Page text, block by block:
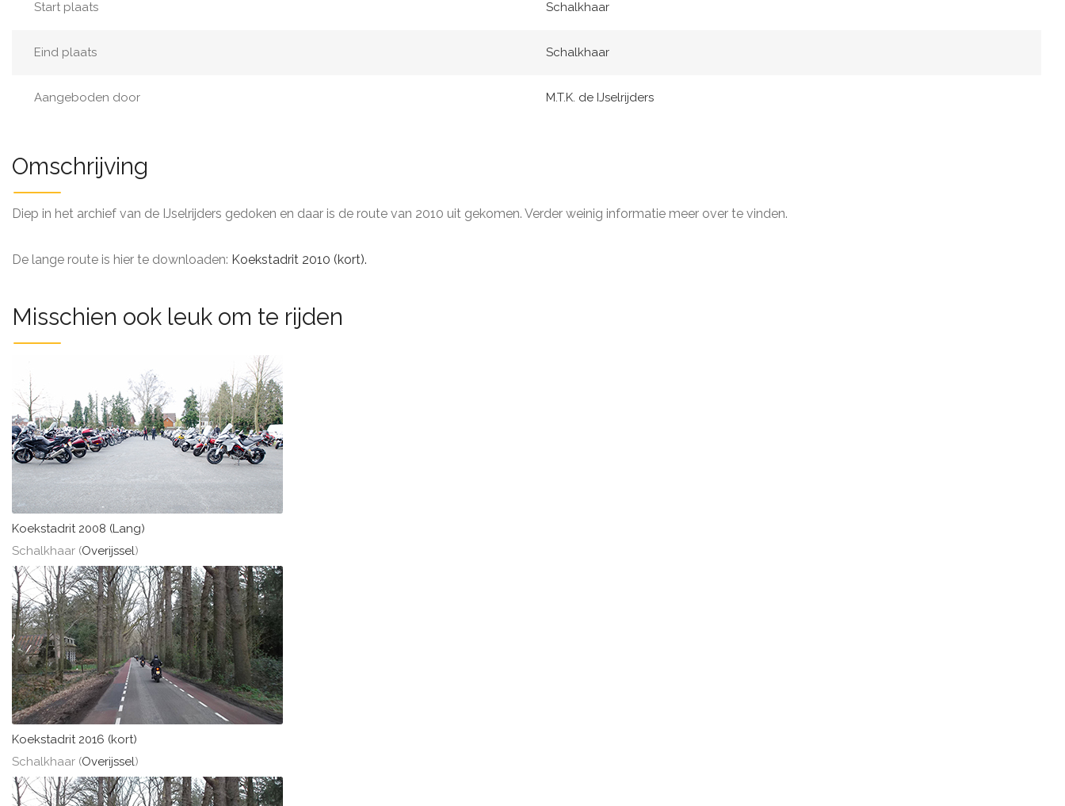
Start plaats Schalkhaar
Eind plaats Schalkhaar
Aangeboden door M.T.K. de IJselrijders
Omschrijving
Diep in het archief van de IJselrijders gedoken en daar is de route van 2010 uit gekomen. Verder weinig informatie meer over te vinden.
De lange route is hier te downloaden: Koekstadrit 2010 (kort).
Misschien ook leuk om te rijden
Koekstadrit 2008 (Lang)
Schalkhaar (Overijssel)
Koekstadrit 2016 (kort)
Schalkhaar (Overijssel)